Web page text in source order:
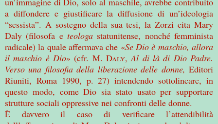
a diffondere e giustificare la diffusione di un’ideologia
“sessista”. A sostegno della sua tesi, la Zorzi cita Mary
Daly (filosofa e teologa statunitense, nonché femminista
radicale) la quale affermava che «Se Dio è maschio, allora
il maschio è Dio» (cfr. M. Daly,Al di là di Dio Padre.
Verso una filosofia della liberazione delle donne, Editori
Riuniti, Roma 1990, p. 27) intendendo sottolineare, in
questo modo, come Dio sia stato usato per supportare
strutture sociali oppressive nei confronti delle donne.
È davvero il caso di verificare l’attendibilità